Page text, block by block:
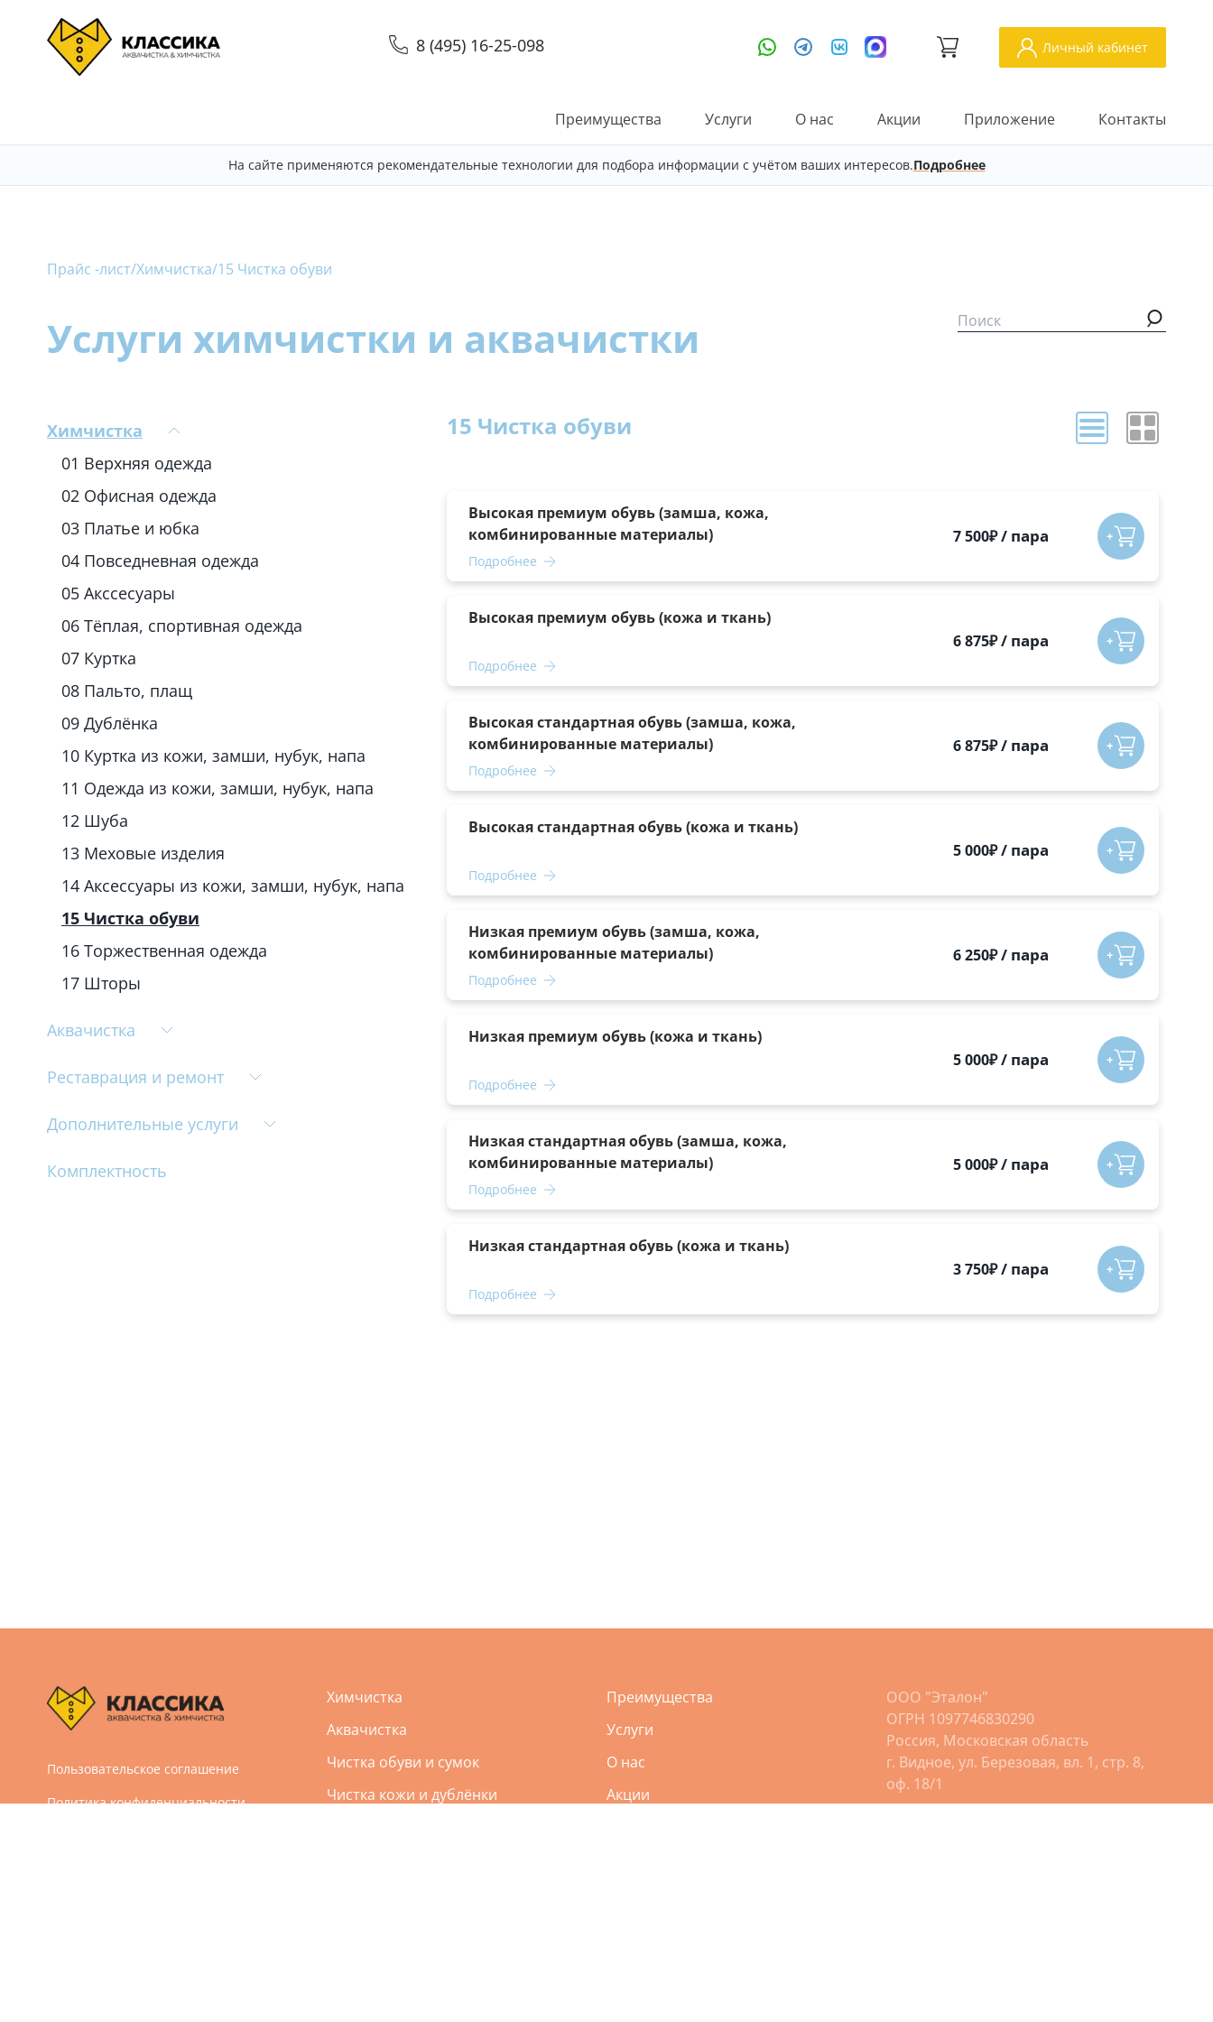
8 (495) 16-25-098 Личный кабинет
Преимущества Услуги О нас Акции Приложение Контакты
На сайте применяются рекомендательные технологии для подбора информации с учётом ваших интересов.Подробнее
Прайс -лист/Химчистка/15 Чистка обуви
Услуги химчистки и аквачистки
Химчистка
01 Верхняя одежда
02 Офисная одежда
03 Платье и юбка
04 Повседневная одежда
05 Акссесуары
06 Тёплая, спортивная одежда
07 Куртка
08 Пальто, плащ
09 Дублёнка
10 Куртка из кожи, замши, нубук, напа
11 Одежда из кожи, замши, нубук, напа
12 Шуба
13 Меховые изделия
14 Аксессуары из кожи, замши, нубук, напа
15 Чистка обуви
16 Торжественная одежда
17 Шторы
Аквачистка
Реставрация и ремонт
Дополнительные услуги
Комплектность
15 Чистка обуви
Высокая премиум обувь (замша, кожа,
комбинированные материалы)
Подробнее
7 500₽/ пара
Высокая премиум обувь (кожа и ткань)
Подробнее
6 875₽/ пара
Высокая стандартная обувь (замша, кожа,
комбинированные материалы)
Подробнее
6 875₽/ пара
Высокая стандартная обувь (кожа и ткань)
Подробнее
5 000₽/ пара
Низкая премиум обувь (замша, кожа,
комбинированные материалы)
Подробнее
6 250₽/ пара
Низкая премиум обувь (кожа и ткань)
Подробнее
5 000₽/ пара
Низкая стандартная обувь (замша, кожа,
комбинированные материалы)
Подробнее
5 000₽/ пара
Низкая стандартная обувь (кожа и ткань)
Подробнее
3 750₽/ пара
Пользовательское соглашение
Политика конфиденциальности
Химчистка
Аквачистка
Чистка обуви и сумок
Чистка кожи и дублёнки
Преимущества
Услуги
О нас
Акции
ООО "Эталон"
ОГРН 1097746830290
Россия, Московская область
г. Видное, ул. Березовая, вл. 1, стр. 8,
оф. 18/1